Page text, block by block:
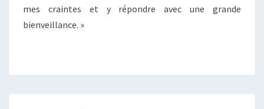
mes craintes et y répondre avec une grande
bienveillance. »